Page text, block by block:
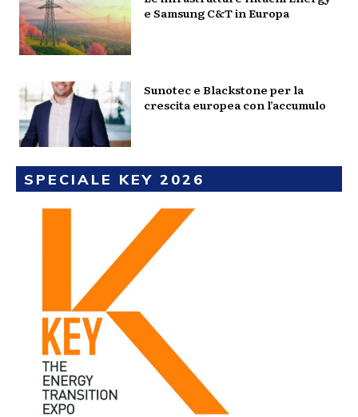
e Samsung C&T in Europa
Sunotec e Blackstone per la
crescita europea con l’accumulo
SPECIALE KEY 2026